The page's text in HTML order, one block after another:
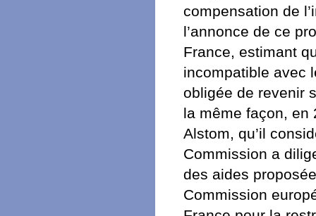
compensation de
l’annonce de ce
France, estimant
incompatible avec
obligée de revenir
la même façon, en
Alstom, qu’il
Commission a
des aides
Commission